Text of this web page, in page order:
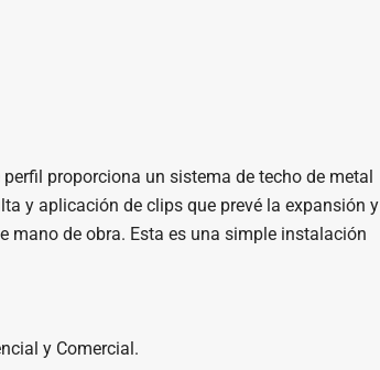
proporciona un sistema de techo de metal
y aplicación de clips que prevé la expansión y
mano de obra. Esta es una simple instalación
y Comercial.